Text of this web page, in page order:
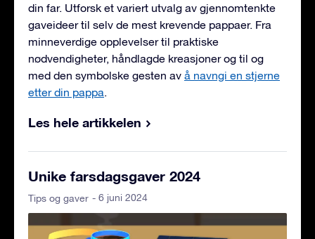
din far. Utforsk et variert utvalg av gjennomtenkte
gaveideer til selv de mest krevende pappaer. Fra
minneverdige opplevelser til praktiske
nødvendigheter, håndlagde kreasjoner og til og
med den symbolske gesten av å navngi en stjerne
etter din pappa.
Les hele artikkelen
Unike farsdagsgaver 2024
Tips og gaver - 6 juni 2024